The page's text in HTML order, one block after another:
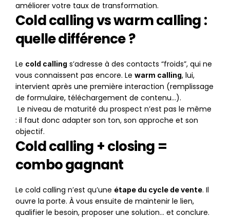
améliorer votre taux de transformation.
Cold calling vs warm calling :
quelle différence ?
Le cold calling s’adresse à des contacts “froids”, qui ne
vous connaissent pas encore. Le warm calling, lui,
intervient après une première interaction (remplissage
de formulaire, téléchargement de contenu…).
: il faut donc adapter son ton, son approche et son
objectif.
Cold calling + closing =
combo gagnant
Le cold calling n’est qu’une étape du cycle de vente. Il
ouvre la porte. À vous ensuite de maintenir le lien,
qualifier le besoin, proposer une solution… et conclure.